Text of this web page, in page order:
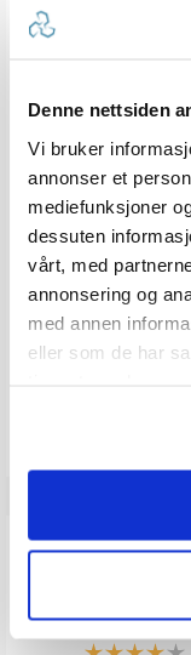
Denne nettsiden
Vi bruker
annonser et
mediefunksjoner
dessuten
vårt, med
annonsering og
med annen
eller som de har
Karakter:
100+
Innen 3
2
fra39,- Veil. 49,-